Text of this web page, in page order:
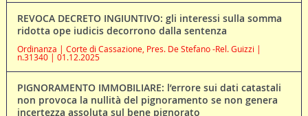
REVOCA DECRETO INGIUNTIVO: gli interessi sulla somma
ridotta ope iudicis decorrono dalla sentenza
Ordinanza | Corte di Cassazione, Pres. De Stefano -Rel. Guizzi |
n.31340 | 01.12.2025
PIGNORAMENTO IMMOBILIARE: l’errore sui dati catastali
non provoca la nullità del pignoramento se non genera
incertezza assoluta sul bene pignorato